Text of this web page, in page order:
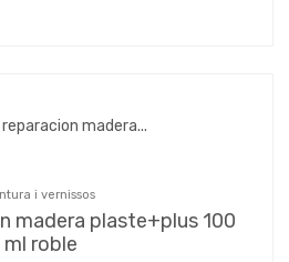
i vernissos
madera plaste+plus 100
ml roble